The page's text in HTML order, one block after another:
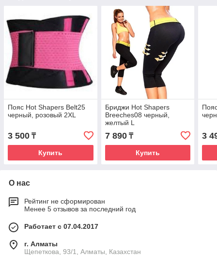
Пояс Hot Shapers Belt25
черный, розовый 2XL
3 500 ₸
Купить
Бриджи Hot Shapers
Breeches08 черный,
желтый L
7 890₸
Купить
3
О нас
Рейтинг не сформирован
Менее 5 отзывов за последний год
Работает с 07.04.2017
г. Алматы
Щепеткова, 93/1, Алматы, Казахстан